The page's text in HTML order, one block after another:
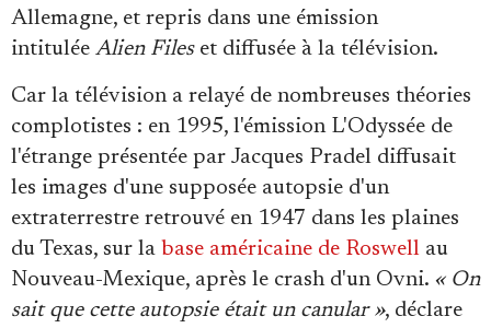
Allemagne, et repris dans une émission
intitulée Alien Fileset diffusée à la télévision.
Car la télévision a relayé de nombreuses théories
complotistes : en 1995, l'émission L'Odyssée de
l'étrange présentée par Jacques Pradel diffusait
les images d'une supposée autopsie d'un
extraterrestre retrouvé en 1947 dans les plaines
du Texas, sur la base américaine de Roswell au
Nouveau-Mexique, après le crash d'un Ovni. « On
sait que cette autopsie était un canular », déclare